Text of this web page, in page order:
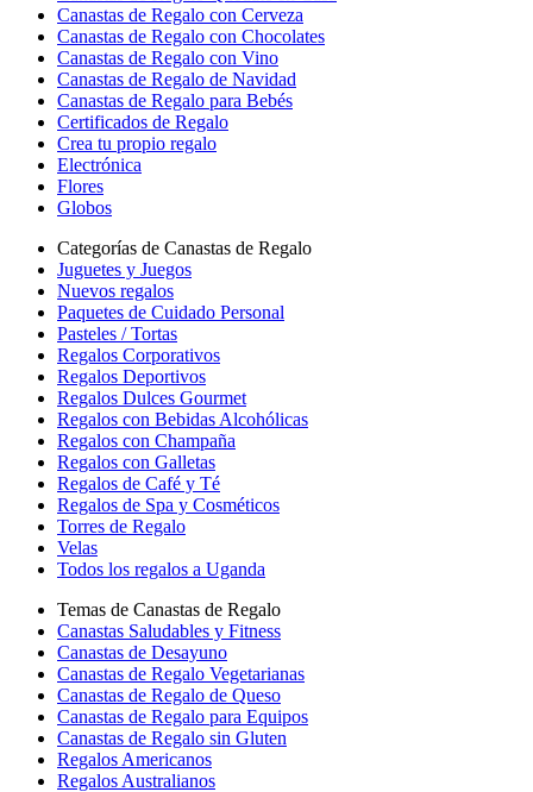
Canastas de Regalo con Cerveza
Canastas de Regalo con Chocolates
Canastas de Regalo con Vino
Canastas de Regalo de Navidad
Canastas de Regalo para Bebés
Certificados de Regalo
Crea tu propio regalo
Electrónica
Flores
Globos
Categorías de Canastas de Regalo
Juguetes y Juegos
Nuevos regalos
Paquetes de Cuidado Personal
Pasteles / Tortas
Regalos Corporativos
Regalos Deportivos
Regalos Dulces Gourmet
Regalos con Bebidas Alcohólicas
Regalos con Champaña
Regalos con Galletas
Regalos de Café y Té
Regalos de Spa y Cosméticos
Torres de Regalo
Velas
Todos los regalos a Uganda
Temas de Canastas de Regalo
Canastas Saludables y Fitness
Canastas de Desayuno
Canastas de Regalo Vegetarianas
Canastas de Regalo de Queso
Canastas de Regalo para Equipos
Canastas de Regalo sin Gluten
Regalos Americanos
Regalos Australianos